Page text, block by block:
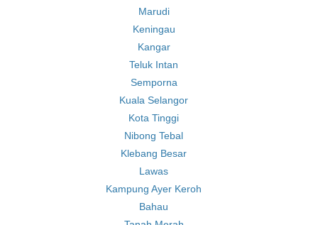
Marudi
Keningau
Kangar
Teluk Intan
Semporna
Kuala Selangor
Kota Tinggi
Nibong Tebal
Klebang Besar
Lawas
Kampung Ayer Keroh
Bahau